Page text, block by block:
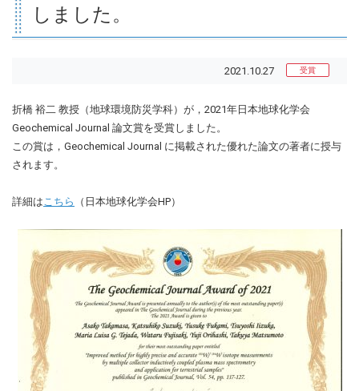
しました。
2021.10.27 受賞
折橋 裕二 教授（地球環境防災学科）が，2021年日本地球化学会
Geochemical Journal 論文賞を受賞しました。
この賞は，Geochemical Journal に掲載された優れた論文の著者に授与
されます。
詳細はこちら （日本地球化学会HP）